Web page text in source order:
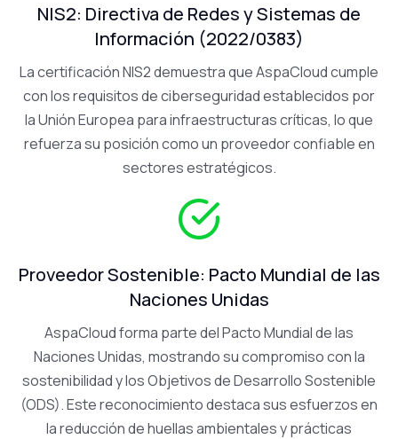
NIS2: Directiva de Redes y Sistemas de
Información (2022/0383)
La certificación NIS2 demuestra que AspaCloud cumple
con los requisitos de ciberseguridad establecidos por
la Unión Europea para infraestructuras críticas, lo que
refuerza su posición como un proveedor confiable en
sectores estratégicos.
Proveedor Sostenible: Pacto Mundial de las
Naciones Unidas
AspaCloud forma parte del Pacto Mundial de las
Naciones Unidas, mostrando su compromiso con la
sostenibilidad y los Objetivos de Desarrollo Sostenible
(ODS). Este reconocimiento destaca sus esfuerzos en
la reducción de huellas ambientales y prácticas